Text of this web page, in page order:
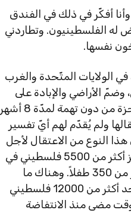
يجعلني انهار وأنا أفكّر في ذلك في الفندق
له الفلسطينيون. وتطاردني
نفسها.
في الولايات المتّحدة والغرب
الأراضي والإبادة على
قدم المساواة مع المسلمين. ليان، طالبة في جامعة بيرزيت، محتجزة من دون تهمة لمدّة 8 أشهر
ولم يُقدّم لهم أيّ تفسير
النوع من الاعتقال لأجل
غير مسمّى من دون تهمة بالاحتجاز الإداري. وبهذه الطريقة، يحتجز أكثر من 5500 فلسطيني في
الضفّة الغربية في السجون العسكرية الإسرائيلية، من ضمنهم أكثر من 350 طفلاً. وهناك ما
يقرب من 100 امرأة أخرى في السجن مع ليان. وفي المجموع، يوجد أكثر من 12000 فلسطيني
مضى منذ الانتفاضة